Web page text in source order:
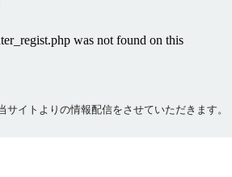
サイトよりの情報配信をさせていただきます。